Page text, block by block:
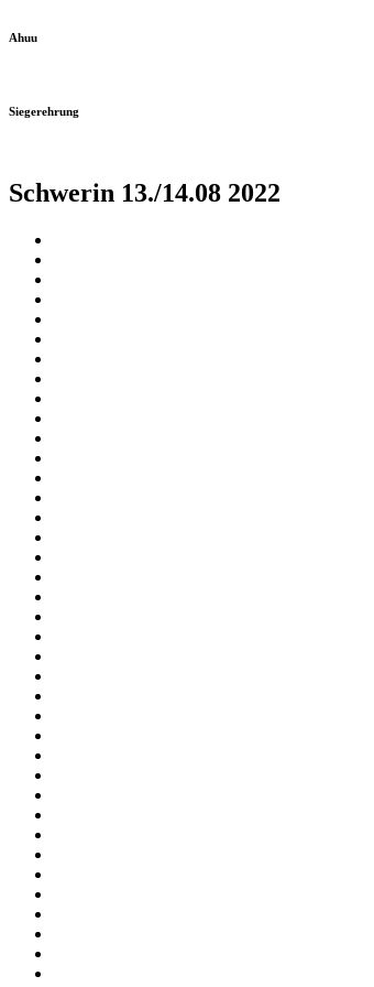
Ahuu
Siegerehrung
Schwerin 13./14.08 2022